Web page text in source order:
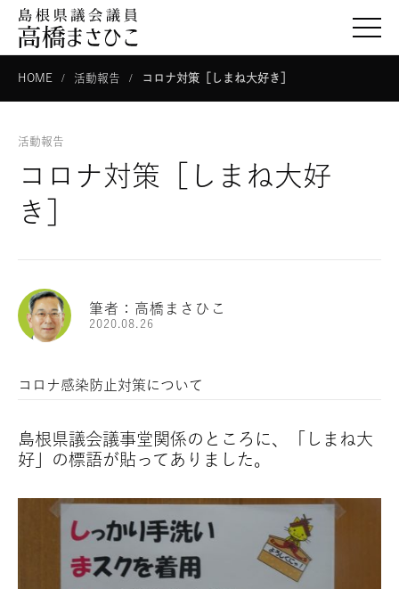
HOME 活動報告 コロナ対策［しまね大好き］
活動報告
コロナ対策［しまね大好
き］
筆者：高橋まさひこ
2020.08.26
コロナ感染防止対策について
島根県議会議事堂関係のところに、「
しまね大
好 」の標語が貼ってありました。